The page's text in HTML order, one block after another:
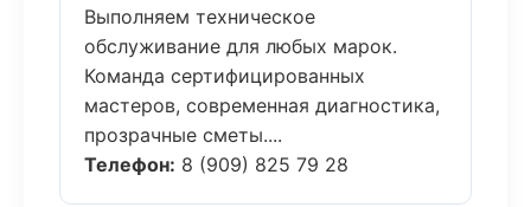
Выполняем техническое
обслуживание для любых марок.
Команда сертифицированных
мастеров, современная диагностика,
прозрачные сметы....
Телефон: 8 (909) 825 79 28